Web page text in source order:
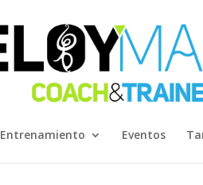
Entrenamiento Eventos